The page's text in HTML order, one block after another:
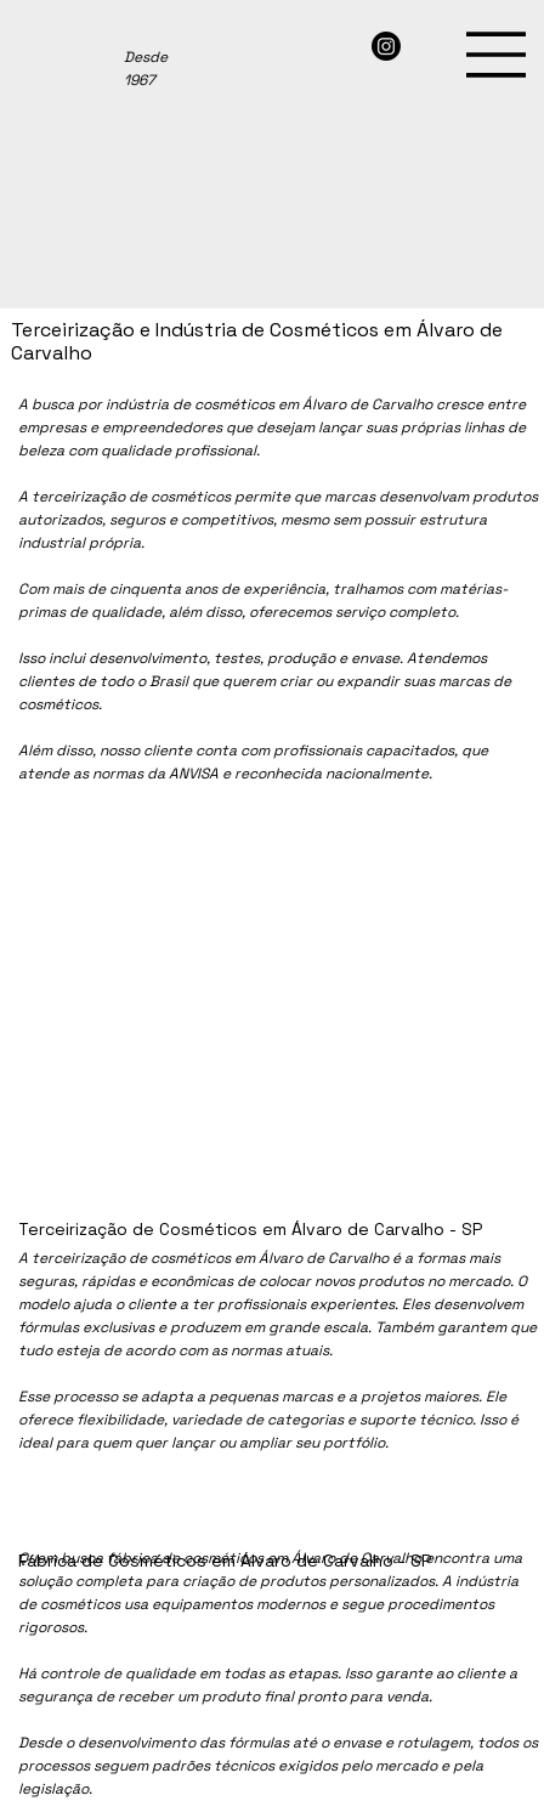
Desde
1967
A busca por indústria de cosméticos emÁlvaro de Carvalhocresce entre
empresas e empreendedores que desejam lançar suas próprias linhas de
beleza com qualidade profissional.
A terceirização de cosméticos permite que marcas desenvolvam produtos
autorizados, seguros e competitivos, mesmo sem possuir estrutura
industrial própria.
Com mais de cinquenta anos de experiência, tralhamos com matérias-
primas de qualidade, além disso, oferecemos serviço completo.
Isso inclui desenvolvimento, testes, produção e envase. Atendemos
clientes de todo o Brasil que querem criar ou expandir suas marcas de
cosméticos.
Além disso, nosso cliente conta com profissionais capacitados, que
atende as normas da ANVISA e reconhecida nacionalmente.
A terceirização de cosméticos em Álvaro de Carvalho é a formas mais
seguras, rápidas e econômicas de colocar novos produtos no mercado. O
modelo ajuda o cliente a ter profissionais experientes. Eles desenvolvem
fórmulas exclusivas e produzem em grande escala. Também garantem que
tudo esteja de acordo com as normas atuais.
Esse processo se adapta a pequenas marcas e a projetos maiores. Ele
oferece flexibilidade, variedade de categorias e suporte técnico. Isso é
ideal para quem quer lançar ou ampliar seu portfólio.
Quem busca fábrica de cosméticos em Álvaro de Carvalho encontra uma
solução completa para criação de produtos personalizados. A indústria
de cosméticos usa equipamentos modernos e segue procedimentos
rigorosos.
Há controle de qualidade em todas as etapas. Isso garante ao cliente a
segurança de receber um produto final pronto para venda.
Desde o desenvolvimento das fórmulas até o envase e rotulagem, todos os
processos seguem padrões técnicos exigidos pelo mercado e pela
legislação.
Terceirização e Indústria de Cosméticos em Álvaro de
Carvalho
Fábrica de Cosméticos em Álvaro de Carvalho - SP
Terceirização de Cosméticos em Álvaro de Carvalho - SP